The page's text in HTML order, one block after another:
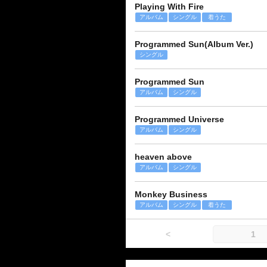
Playing With Fire
アルバム シングル 着うた
Programmed Sun(Album Ver.)
シングル
Programmed Sun
アルバム シングル
Programmed Universe
アルバム シングル
heaven above
アルバム シングル
Monkey Business
アルバム シングル 着うた
< 1